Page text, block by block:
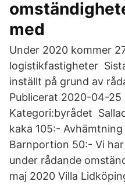
med
Under 2020 kommer
logistikfastigheter
inställt på grund av
Publicerat 2020-04-25
Kategori:byrådet
kaka 105:-
Barnportion 50:- Vi
under rådande
maj 2020 Villa